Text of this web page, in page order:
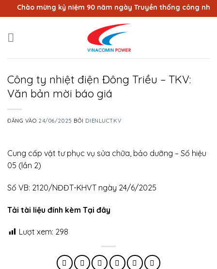
qua
dung
Chào mừng kỷ niệm 90 năm ngày Truyền thống công nhân
Công ty nhiệt điện Đông Triều – TKV:
Văn bản mời báo giá
ĐĂNG VÀO 24/06/2025 BỞI DIENLUCTKV
Cung cấp vật tư phục vụ sửa chữa, bảo dưỡng – Số hiệu
05 (lần 2)
Số VB: 2120/NĐĐT-KHVT ngày 24/6/2025
Tải tài liệu đính kèm Tại đây
Lượt xem: 298